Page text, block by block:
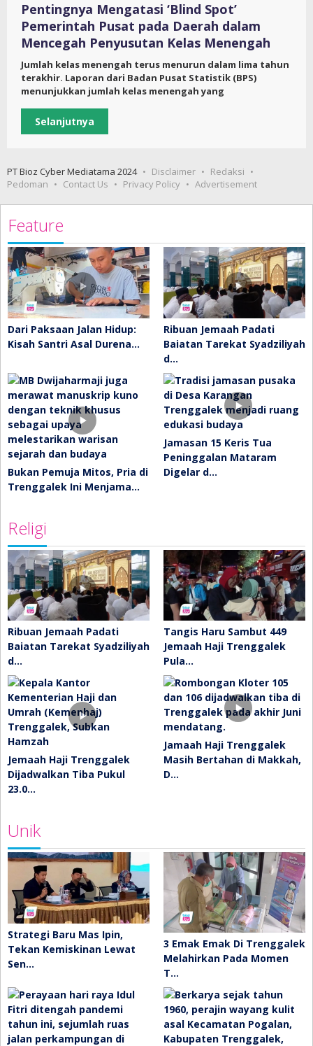
Pentingnya Mengatasi ‘Blind Spot’
Pemerintah Pusat pada Daerah dalam
Mencegah Penyusutan Kelas Menengah
Jumlah kelas menengah terus menurun dalam lima tahun
terakhir. Laporan dari Badan Pusat Statistik (BPS)
menunjukkan jumlah kelas menengah yang
Selanjutnya
PT Bioz Cyber Mediatama 2024 Disclaimer
Redaksi
Pedoman
Contact Us Privacy Policy Advertisement
Feature
Dari Paksaan Jalan Hidup:
Kisah Santri Asal Durena…
Ribuan Jemaah Padati
Baiatan Tarekat Syadziliyah
d…
Bukan Pemuja Mitos, Pria di
Trenggalek Ini Menjama…
Jamasan 15 Keris Tua
Peninggalan Mataram
Digelar d…
Religi
Ribuan Jemaah Padati
Baiatan Tarekat Syadziliyah
d…
Tangis Haru Sambut 449
Jemaah Haji Trenggalek
Pula…
Jemaah Haji Trenggalek
Dijadwalkan Tiba Pukul
23.0…
Jamaah Haji Trenggalek
Masih Bertahan di Makkah,
D…
Unik
Strategi Baru Mas Ipin,
Tekan Kemiskinan Lewat
Sen…
3 Emak Emak Di Trenggalek
Melahirkan Pada Momen
T…